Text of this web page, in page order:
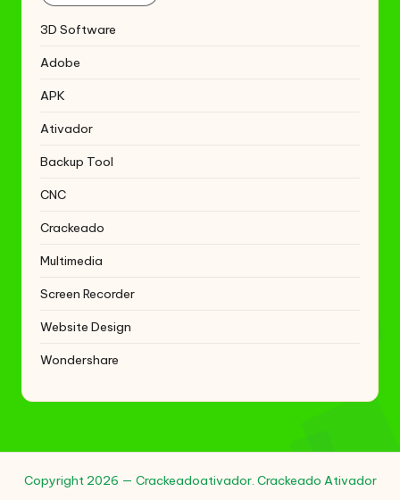
3D Software
Adobe
APK
Ativador
Backup Tool
CNC
Crackeado
Multimedia
Screen Recorder
Website Design
Wondershare
Copyright 2026 — Crackeadoativador. Crackeado Ativador